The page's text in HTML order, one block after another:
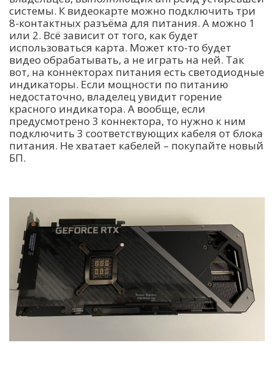
системы. К видеокарте можно подключить три
8-контактных разъёма для питания. А можно 1
или 2. Всё зависит от того, как будет
использоваться карта. Может кто-то будет
видео обрабатывать, а не играть на ней. Так
вот, на коннекторах питания есть светодиодные
индикаторы. Если мощности по питанию
недостаточно, владелец увидит горение
красного индикатора. А вообще, если
предусмотрено 3 коннектора, то нужно к ним
подключить 3 соответствующих кабеля от блока
питания. Не хватает кабелей – покупайте новый
БП.